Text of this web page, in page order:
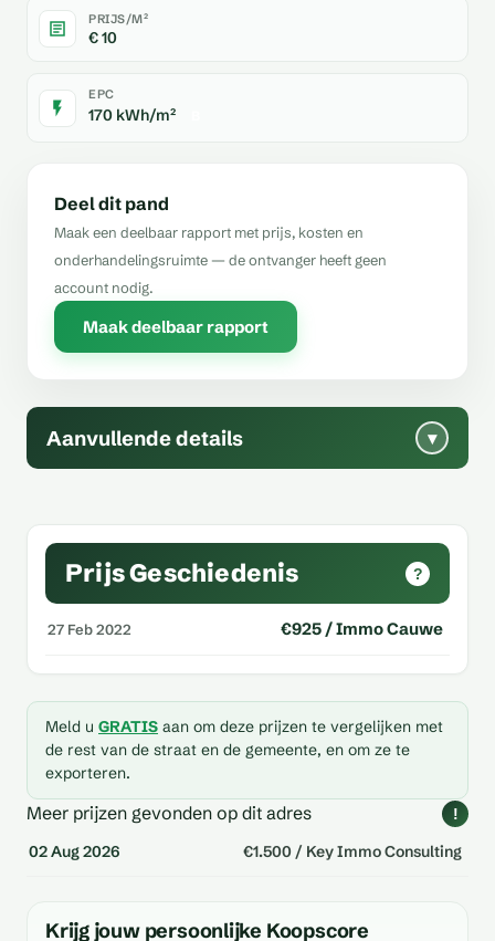
PRIJS/M²
€ 10
EPC
170 kWh/m²
Deel dit pand
Maak een deelbaar rapport met prijs, kosten en
onderhandelingsruimte — de ontvanger heeft geen
account nodig.
Maak deelbaar rapport
Aanvullende details ▾
Prijs Geschiedenis ?
27 Feb 2022 €925 / Immo Cauwe
Meld u GRATIS aan om deze prijzen te vergelijken met
de rest van de straat en de gemeente, en om ze te
exporteren.
Meer prijzen gevonden op dit adres !
02 Aug 2026 €1.500 / Key Immo Consulting
Krijg jouw persoonlijke Koopscore